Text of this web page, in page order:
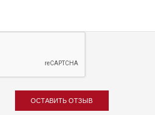
ОСТАВИТЬ ОТЗЫВ